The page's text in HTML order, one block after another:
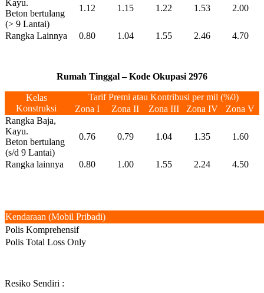
Kayu.
Beton bertulang
(> 9 Lantai)
1.12 1.15 1.22 1.53 2.00
Rangka Lainnya 0.80 1.04 1.55 2.46 4.70
Rumah Tinggal – Kode Okupasi 2976
Kelas
Konstruksi
Tarif Premi atau Kontribusi per mil (%0)
Zona I
Zona II Zona III Zona IV
Zona V
Rangka Baja,
Kayu.
Beton bertulang
(s/d 9 Lantai)
0.76 0.79 1.04 1.35 1.60
Rangka lainnya 0.80 1.00 1.55 2.24 4.50
Kendaraan (Mobil Pribadi)
Polis Komprehensif
Polis Total Loss Only
Resiko Sendiri :